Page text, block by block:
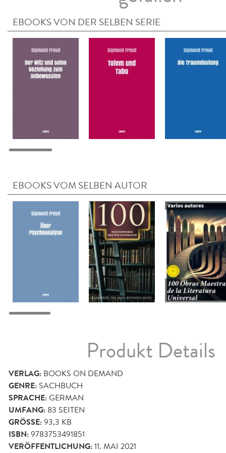
EBOOKS VON DER SELBEN SERIE
EBOOKS VOM SELBEN AUTOR
Produkt Details
VERLAG: BOOKS ON DEMAND
GENRE: SACHBUCH
SPRACHE:GERMAN
UMFANG: 83 SEITEN
GRÖSSE: 93,3 KB
ISBN:9783753491851
VERÖFFENTLICHUNG:11. MAI 2021